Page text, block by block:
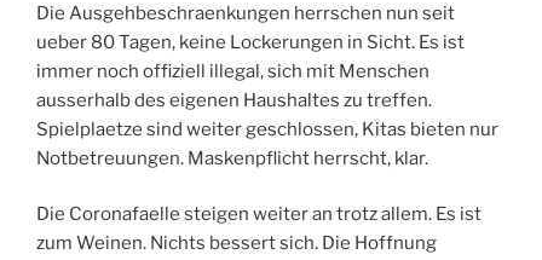
Die Ausgehbeschraenkungen herrschen nun seit
ueber 80 Tagen, keine Lockerungen in Sicht. Es ist
immer noch offiziell illegal, sich mit Menschen
ausserhalb des eigenen Haushaltes zu treffen.
Spielplaetze sind weiter geschlossen, Kitas bieten nur
Notbetreuungen. Maskenpflicht herrscht, klar.
Die Coronafaelle steigen weiter an trotz allem. Es ist
zum Weinen. Nichts bessert sich. Die Hoffnung